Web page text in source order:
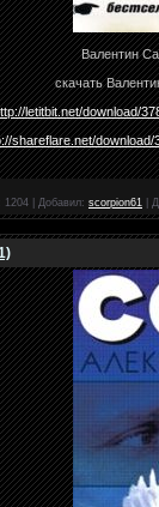
Валентин
скачать
letitbit.net/download/
shareflare.net/
1204 Добавил: scorpion61